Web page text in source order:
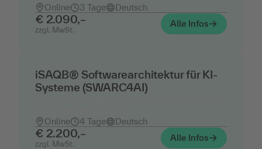
Online
3 Tage Deutsch
€ 2.090,–
zzgl. MwSt.
Alle Infos
iSAQB® Softwarearchitektur für KI-
Systeme (SWARC4AI)
Online
4 Tage Deutsch
€ 2.200,–
zzgl. MwSt.
Alle Infos